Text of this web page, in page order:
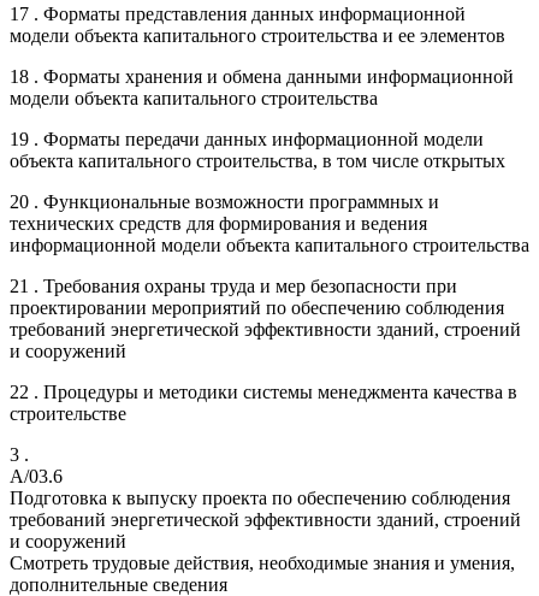
17 . Форматы представления данных информационной
модели объекта капитального строительства и ее элементов
18 . Форматы хранения и обмена данными информационной
модели объекта капитального строительства
19 . Форматы передачи данных информационной модели
объекта капитального строительства, в том числе открытых
20 . Функциональные возможности программных и
технических средств для формирования и ведения
информационной модели объекта капитального строительства
21 . Требования охраны труда и мер безопасности при
проектировании мероприятий по обеспечению соблюдения
требований энергетической эффективности зданий, строений
и сооружений
22 . Процедуры и методики системы менеджмента качества в
строительстве
3 .
A/03.6
Подготовка к выпуску проекта по обеспечению соблюдения
требований энергетической эффективности зданий, строений
и сооружений
Смотреть трудовые действия, необходимые знания и умения,
дополнительные сведения